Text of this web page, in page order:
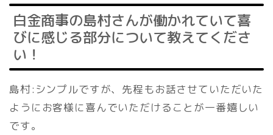
白金商事の島村さんが働かれていて喜
びに感じる部分について教えてくださ
い！
島村:シンプルですが、先程もお話させていただいた
ようにお客様に喜んでいただけることが一番嬉しい
です。